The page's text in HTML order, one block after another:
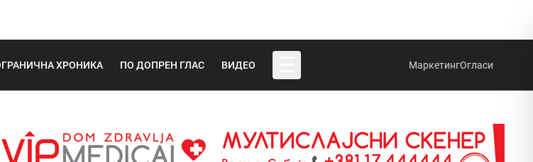
ХРОНИКА ПО ДОПРЕН ГЛАС ВИДЕО МаркетингОгласи